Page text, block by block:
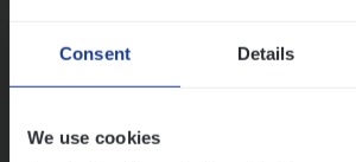
Consent Details
We use cookies
Ons sollicitatieproces